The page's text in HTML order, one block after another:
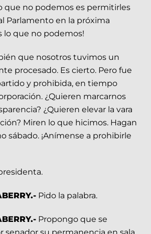
que no podemos es permitirles
Parlamento en la próxima
lo que no podemos!
que nosotros tuvimos un
procesado. Es cierto. Pero fue
y prohibida, en tiempo
¿Quieren marcarnos
¿Quieren elevar la vara
Miren lo que hicimos. Hagan
sábado. ¡Anímense a prohibirle
Pido la palabra.
Propongo que se